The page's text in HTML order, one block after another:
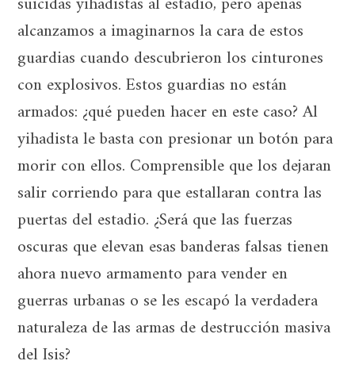
alcanzamos a imaginarnos la cara de estos
guardias cuando descubrieron los cinturones
con explosivos. Estos guardias no están
armados: ¿qué pueden hacer en este caso? Al
yihadista le basta con presionar un botón para
morir con ellos. Comprensible que los dejaran
salir corriendo para que estallaran contra las
puertas del estadio. ¿Será que las fuerzas
oscuras que elevan esas banderas falsas tienen
ahora nuevo armamento para vender en
guerras urbanas o se les escapó la verdadera
naturaleza de las armas de destrucción masiva
del Isis?